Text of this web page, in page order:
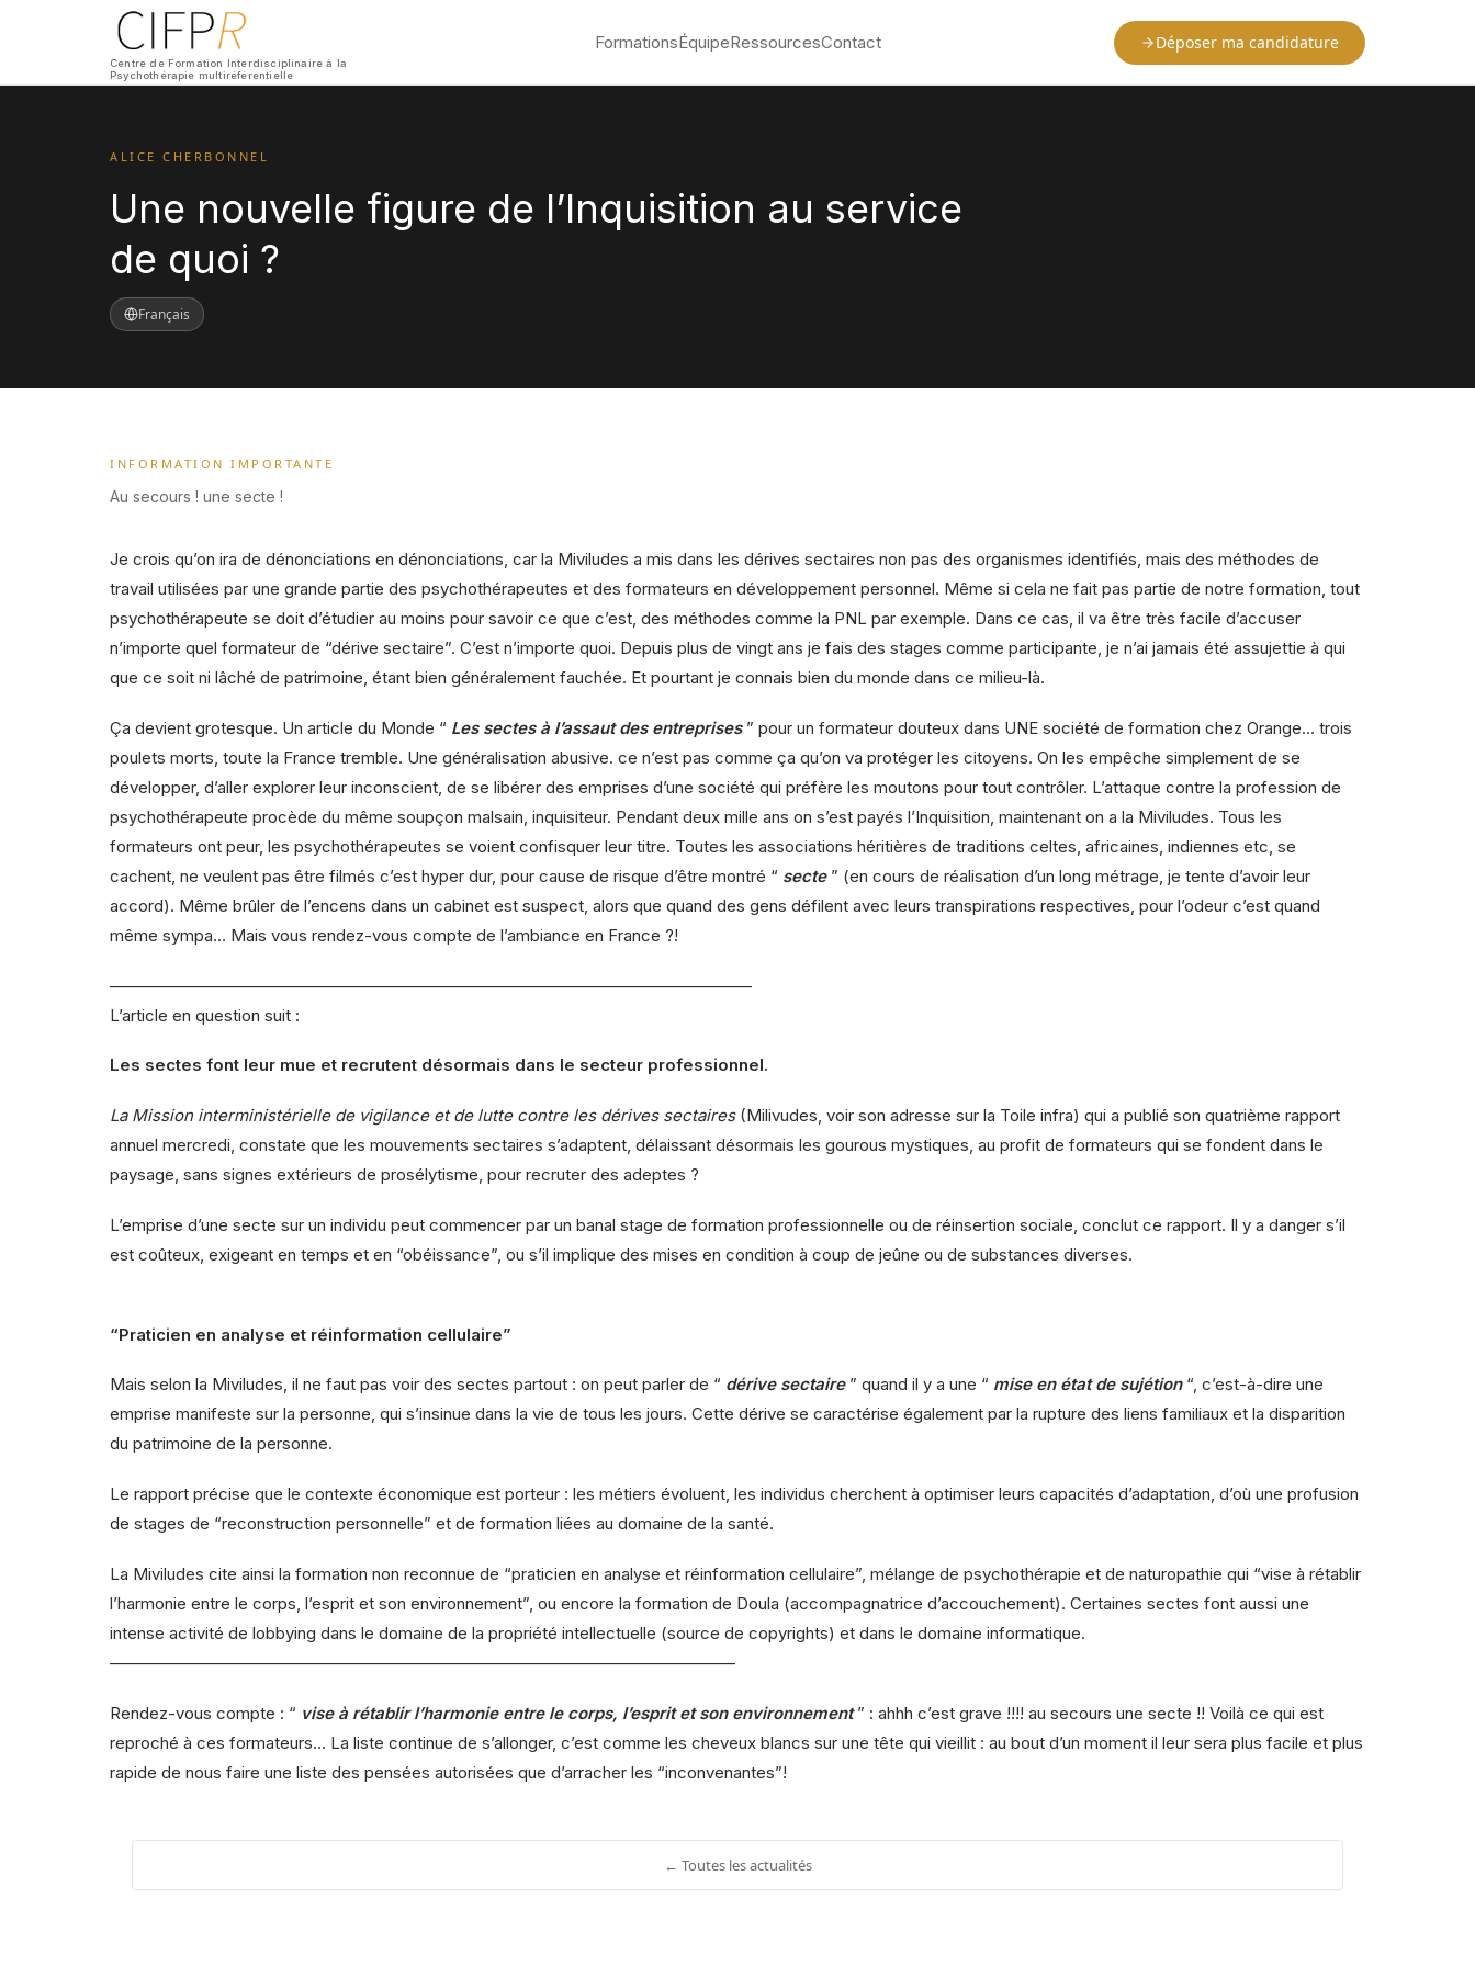
Centre de Formation Interdisciplinaire à la
Psychothérapie multiréférentielle
FormationsÉquipeRessourcesContact Déposer ma candidature
ALICE CHERBONNEL
Une nouvelle figure de l’Inquisition au service
de quoi ?
Français
INFORMATION IMPORTANTE
Au secours ! une secte !
Je crois qu’on ira de dénonciations en dénonciations, car la Miviludes a mis dans les dérives sectaires non pas des organismes identifiés, mais des méthodes de
travail utilisées par une grande partie des psychothérapeutes et des formateurs en développement personnel. Même si cela ne fait pas partie de notre formation, tout
psychothérapeute se doit d’étudier au moins pour savoir ce que c’est, des méthodes comme la PNL par exemple. Dans ce cas, il va être très facile d’accuser
n’importe quel formateur de “dérive sectaire”. C’est n’importe quoi. Depuis plus de vingt ans je fais des stages comme participante, je n’ai jamais été assujettie à qui
que ce soit ni lâché de patrimoine, étant bien généralement fauchée. Et pourtant je connais bien du monde dans ce milieu-là.
Ça devient grotesque. Un article du Monde “ Les sectes à l’assaut des entreprises ” pour un formateur douteux dans UNE société de formation chez Orange… trois
poulets morts, toute la France tremble. Une généralisation abusive. ce n’est pas comme ça qu’on va protéger les citoyens. On les empêche simplement de se
développer, d’aller explorer leur inconscient, de se libérer des emprises d’une société qui préfère les moutons pour tout contrôler. L’attaque contre la profession de
psychothérapeute procède du même soupçon malsain, inquisiteur. Pendant deux mille ans on s’est payés l’Inquisition, maintenant on a la Miviludes. Tous les
formateurs ont peur, les psychothérapeutes se voient confisquer leur titre. Toutes les associations héritières de traditions celtes, africaines, indiennes etc, se
cachent, ne veulent pas être filmés c’est hyper dur, pour cause de risque d’être montré “ secte ” (en cours de réalisation d’un long métrage, je tente d’avoir leur
accord). Même brûler de l’encens dans un cabinet est suspect, alors que quand des gens défilent avec leurs transpirations respectives, pour l’odeur c’est quand
même sympa… Mais vous rendez-vous compte de l’ambiance en France ?!
———————————————————————————————————————
L’article en question suit :
Les sectes font leur mue et recrutent désormais dans le secteur professionnel.
La Mission interministérielle de vigilance et de lutte contre les dérives sectaires(Milivudes, voir son adresse sur la Toile infra) qui a publié son quatrième rapport
annuel mercredi, constate que les mouvements sectaires s’adaptent, délaissant désormais les gourous mystiques, au profit de formateurs qui se fondent dans le
paysage, sans signes extérieurs de prosélytisme, pour recruter des adeptes ?
L’emprise d’une secte sur un individu peut commencer par un banal stage de formation professionnelle ou de réinsertion sociale, conclut ce rapport. Il y a danger s’il
est coûteux, exigeant en temps et en “obéissance”, ou s’il implique des mises en condition à coup de jeûne ou de substances diverses.
“Praticien en analyse et réinformation cellulaire”
Mais selon la Miviludes, il ne faut pas voir des sectes partout : on peut parler de “ dérive sectaire ” quand il y a une “ mise en état de sujétion “, c’est-à-dire une
emprise manifeste sur la personne, qui s’insinue dans la vie de tous les jours. Cette dérive se caractérise également par la rupture des liens familiaux et la disparition
du patrimoine de la personne.
Le rapport précise que le contexte économique est porteur : les métiers évoluent, les individus cherchent à optimiser leurs capacités d’adaptation, d’où une profusion
de stages de “reconstruction personnelle” et de formation liées au domaine de la santé.
La Miviludes cite ainsi la formation non reconnue de “praticien en analyse et réinformation cellulaire”, mélange de psychothérapie et de naturopathie qui “vise à rétablir
l’harmonie entre le corps, l’esprit et son environnement”, ou encore la formation de Doula (accompagnatrice d’accouchement). Certaines sectes font aussi une
intense activité de lobbying dans le domaine de la propriété intellectuelle (source de copyrights) et dans le domaine informatique.
——————————————————————————————————————
Rendez-vous compte : “ vise à rétablir l’harmonie entre le corps, l’esprit et son environnement ” : ahhh c’est grave !!!! au secours une secte !! Voilà ce qui est
reproché à ces formateurs… La liste continue de s’allonger, c’est comme les cheveux blancs sur une tête qui vieillit : au bout d’un moment il leur sera plus facile et plus
rapide de nous faire une liste des pensées autorisées que d’arracher les “inconvenantes”!
← Toutes les actualités